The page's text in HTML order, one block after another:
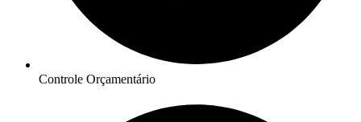
Controle Orçamentário